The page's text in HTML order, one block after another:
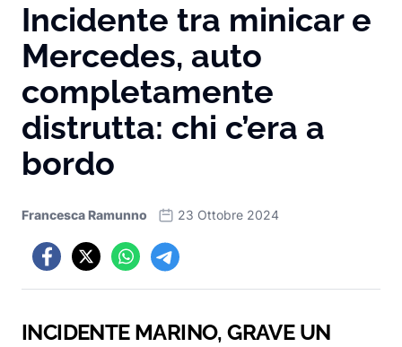
Incidente tra minicar e
Mercedes, auto
completamente
distrutta: chi c’era a
bordo
Francesca Ramunno 23 Ottobre 2024
INCIDENTE MARINO, GRAVE UN